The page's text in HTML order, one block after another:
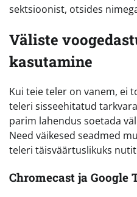
sektsioonist, otsides
Väliste
kasutamine
Kui teie teler on vanem, ei
teleri sisseehitatud
parim lahendus soetada
Need väikesed seadmed
teleri täisväärtuslikuks
Chromecast ja Google